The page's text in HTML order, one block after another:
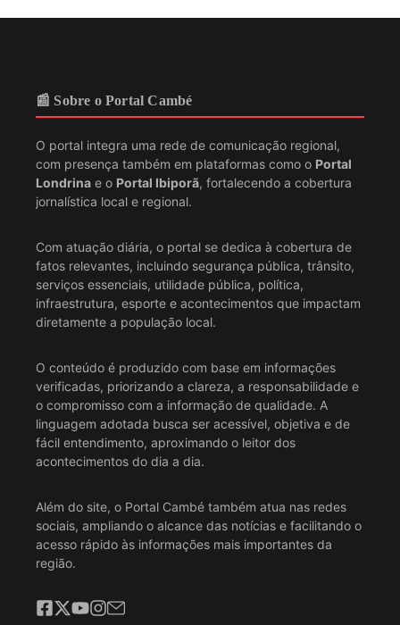
📰 Sobre o Portal Cambé
O portal integra uma rede de comunicação regional,
com presença também em plataformas como o Portal
Londrina e o Portal Ibiporã, fortalecendo a cobertura
jornalística local e regional.
Com atuação diária, o portal se dedica à cobertura de
fatos relevantes, incluindo segurança pública, trânsito,
serviços essenciais, utilidade pública, política,
infraestrutura, esporte e acontecimentos que impactam
diretamente a população local.
O conteúdo é produzido com base em informações
verificadas, priorizando a clareza, a responsabilidade e
o compromisso com a informação de qualidade. A
linguagem adotada busca ser acessível, objetiva e de
fácil entendimento, aproximando o leitor dos
acontecimentos do dia a dia.
Além do site, o Portal Cambé também atua nas redes
sociais, ampliando o alcance das notícias e facilitando o
acesso rápido às informações mais importantes da
região.